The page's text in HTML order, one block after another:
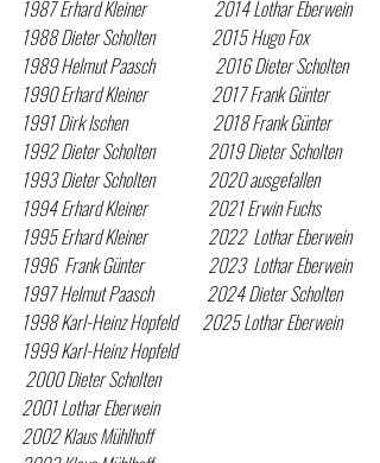
1987 Erhard Kleiner                   2014 Lothar Eberwein
1988 Dieter Scholten                2015 Hugo Fox
1989 Helmut Paasch                 2016 Dieter Scholten
1990 Erhard Kleiner                  2017 Frank Günter
1991 Dirk Ischen​                        2018 Frank Günter
1992 Dieter Scholten               2019 Dieter Scholten
1993 Dieter Scholten               2020 ausgefallen
1994 Erhard Kleiner                 2021 Erwin Fuchs
1995 Erhard Kleiner                 2022  Lothar Eberwein
1996  Frank Günter                  2023  Lothar Eberwein
1997 Helmut Paasch               2024 Dieter Scholten
1998 Karl-Heinz Hopfeld       2025 Lothar Eberwein
1999 Karl-Heinz Hopfeld
2000 Dieter Scholten
2001 Lothar Eberwein
2002 Klaus Mühlhoff